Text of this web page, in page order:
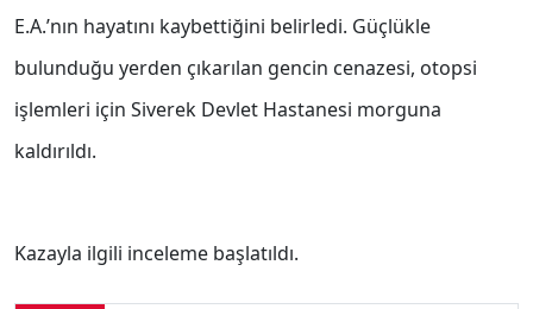
E.A.’nın hayatını kaybettiğini belirledi. Güçlükle
bulunduğu yerden çıkarılan gencin cenazesi, otopsi
işlemleri için Siverek Devlet Hastanesi morguna
kaldırıldı.
Kazayla ilgili inceleme başlatıldı.